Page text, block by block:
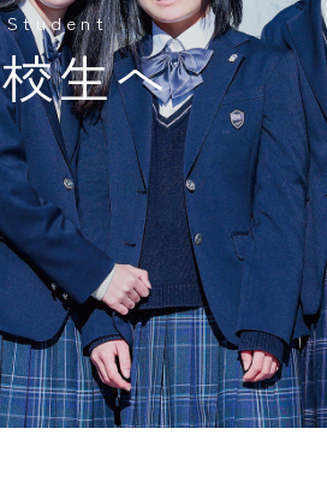
Student
生へ